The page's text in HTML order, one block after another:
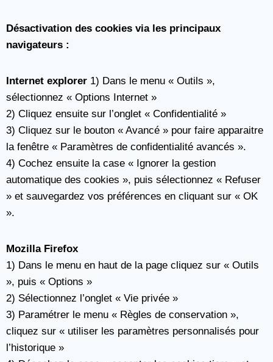
Désactivation des cookies via les principaux
navigateurs :
Internet explorer 1) Dans le menu « Outils »,
sélectionnez « Options Internet »
2) Cliquez ensuite sur l’onglet « Confidentialité »
3) Cliquez sur le bouton « Avancé » pour faire apparaitre
la fenêtre « Paramètres de confidentialité avancés ».
4) Cochez ensuite la case « Ignorer la gestion
automatique des cookies », puis sélectionnez « Refuser
» et sauvegardez vos préférences en cliquant sur « OK
».
Mozilla Firefox
1) Dans le menu en haut de la page cliquez sur « Outils
», puis « Options »
2) Sélectionnez l’onglet « Vie privée »
3) Paramétrer le menu « Règles de conservation »,
cliquez sur « utiliser les paramètres personnalisés pour
l’historique »